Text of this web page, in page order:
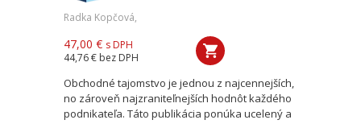
Radka Kopčová,
47,00 € s DPH
44,76 € bez DPH
Obchodné tajomstvo je jednou z najcennejších,
no zároveň najzraniteľnejších hodnôt každého
podnikateľa. Táto publikácia ponúka ucelený a